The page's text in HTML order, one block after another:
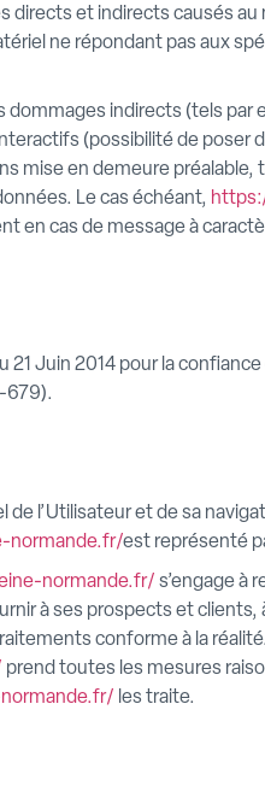
et indirects causés au
ne répondant pas aux
indirects (tels par
(possibilité de poser
mise en demeure
Le cas échéant,
en cas de message à
Juin 2014 pour la
679).
l’Utilisateur et de sa
normande.fr/est représenté
normande.fr/ s’engage à
à ses prospects et
conforme à la
prend toutes les mesures
les traite.